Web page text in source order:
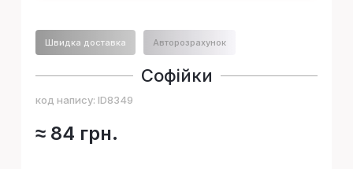
Швидка доставка Авторозрахунок
Софiйки
код напису: ID8349
≈ 84 грн.